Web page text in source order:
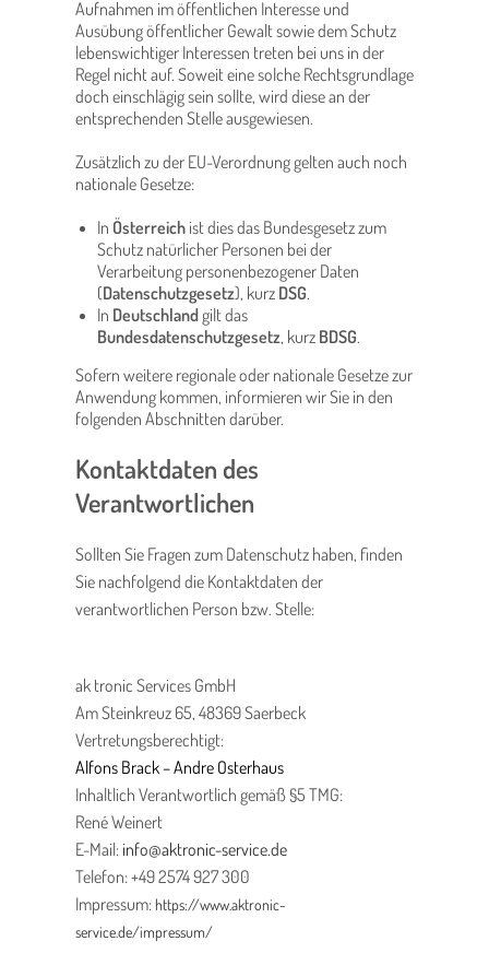
Aufnahmen im öffentlichen Interesse und
Ausübung öffentlicher Gewalt sowie dem Schutz
lebenswichtiger Interessen treten bei uns in der
Regel nicht auf. Soweit eine solche Rechtsgrundlage
doch einschlägig sein sollte, wird diese an der
entsprechenden Stelle ausgewiesen.
Zusätzlich zu der EU-Verordnung gelten auch noch
nationale Gesetze:
In Österreichist dies das Bundesgesetz zum
Schutz natürlicher Personen bei der
Verarbeitung personenbezogener Daten
(Datenschutzgesetz), kurz DSG.
In Deutschlandgilt das
Bundesdatenschutzgesetz, kurzBDSG.
Sofern weitere regionale oder nationale Gesetze zur
Anwendung kommen, informieren wir Sie in den
folgenden Abschnitten darüber.
Kontaktdaten des
Verantwortlichen
Sollten Sie Fragen zum Datenschutz haben, finden
Sie nachfolgend die Kontaktdaten der
verantwortlichen Person bzw. Stelle:
ak tronic Services GmbH
Am Steinkreuz 65, 48369 Saerbeck
Vertretungsberechtigt:
Alfons Brack – Andre Osterhaus
Inhaltlich Verantwortlich gemäß §5 TMG:
René Weinert
E-Mail: info@aktronic-service.de
Telefon: +49 2574 927 300
Impressum: https://www.aktronic-
service.de/impressum/